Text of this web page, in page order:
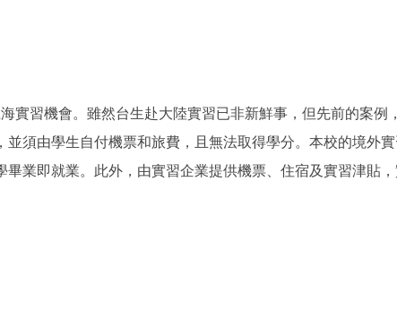
實習機會。雖然台生赴大陸實習已非新鮮事，但先前的案
須由學生自付機票和旅費，且無法取得學分。本校的境外
業即就業。此外，由實習企業提供機票、住宿及實習津貼